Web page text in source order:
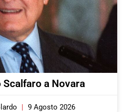
Scalfaro a Novara
9 Agosto 2026